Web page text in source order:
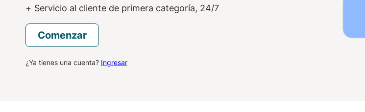
Servicio al cliente de primera categoría, 24/7
Comenzar
¿Ya tienes una cuenta? Ingresar